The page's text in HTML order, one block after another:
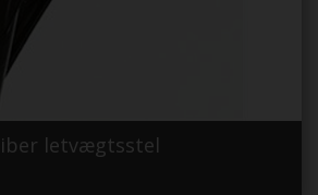
letvægtsstel